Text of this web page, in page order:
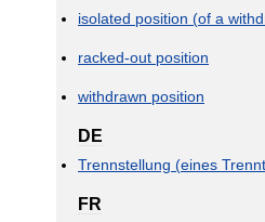
isolated position (of a
racked-out position
withdrawn position
DE
Trennstellung (eines
FR